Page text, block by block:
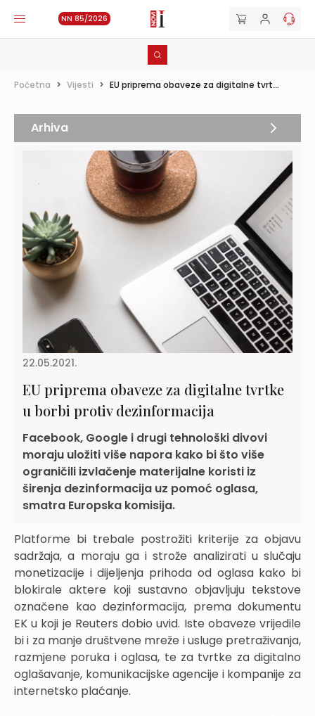
NN 85/2026
Početna > Vijesti > EU priprema obaveze za digitalne tvrt...
22.05.2021.
EU priprema obaveze za digitalne tvrtke
u borbi protiv dezinformacija
Facebook, Google i drugi tehnološki divovi
moraju uložiti više napora kako bi što više
ograničili izvlačenje materijalne koristi iz
širenja dezinformacija uz pomoć oglasa,
smatra Europska komisija.
Platforme bi trebale postrožiti kriterije za objavu
sadržaja, a moraju ga i strože analizirati u slučaju
monetizacije i dijeljenja prihoda od oglasa kako bi
blokirale aktere koji sustavno objavljuju tekstove
označene kao dezinformacija, prema dokumentu
EK u koji je Reuters dobio uvid. Iste obaveze vrijedile
bi i za manje društvene mreže i usluge pretraživanja,
razmjene poruka i oglasa, te za tvrtke za digitalno
oglašavanje, komunikacijske agencije i kompanije za
internetsko plaćanje.
Arhiva